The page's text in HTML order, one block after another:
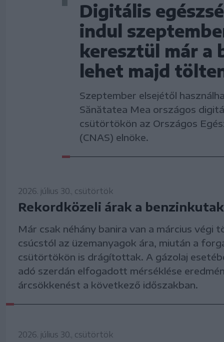
Digitális
indul
keresztül már a
lehet majd
Szeptember elsejétől
Sănătatea Mea országos
csütörtökön az Országos
(CNAS) elnöke.
2026. július 30., csütörtök
Rekordközeli árak a
Már csak néhány banira van a március végi
csúcstól az üzemanyagok ára, miután a
csütörtökön is drágítottak. A gázolaj
adó szerdán elfogadott mérséklése
árcsökkenést a következő időszakban.
2026. július 30., csütörtök